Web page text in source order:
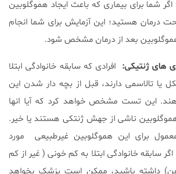
اگر شما برای بیماری که باعث ایجاد هموگلوبین
درمان هستید؛ این آزمایش برای شما انجام
بعد از درمان مشخص شود.
های ژنتیکی: افرادی که سابقه خانوادگی ابتلا
تالاسمی دارند، قبل از بچه دار شدن این
این تست مشخص خواهد کرد که آیا انها
هموگلوبین ناشی از جهش ژنتکی هستند یا خیر.
برای این هموگلوبین غیرطبیعی مورد
اگر سابقه خانوادگی ابتلا به کم خونی ( غیر از کم